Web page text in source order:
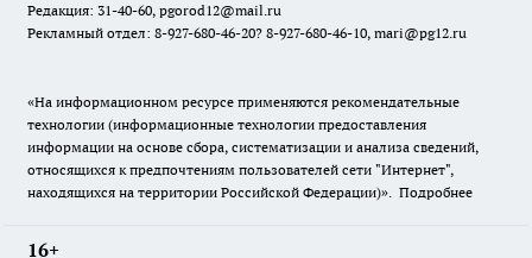
Редакция: 31-40-60, pgorod12@mail.ru
Рекламный отдел: 8-927-680-46-20? 8-927-680-46-10, mari@pg12.ru
«На информационном ресурсе применяются рекомендательные
технологии (информационные технологии предоставления
информации на основе сбора, систематизации и анализа сведений,
относящихся к предпочтениям пользователей сети "Интернет",
находящихся на территории Российской Федерации)». Подробнее
16+